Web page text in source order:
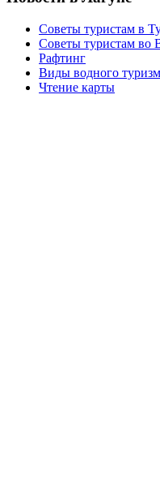
Советы туристам в
Советы туристам во
Рафтинг
Виды водного
Чтение карты